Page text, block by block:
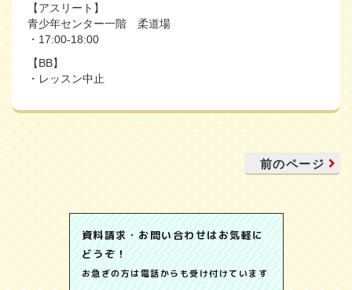
【アスリート】
青少年センター一階 柔道場
・17:00-18:00
【BB】
・レッスン中止
前のページ
資料請求・お問い合わせはお気軽に
どうぞ！
お急ぎの方は電話からも受け付けています